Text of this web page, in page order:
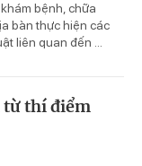
bệnh, chữa
bàn thực hiện các
liên quan đến ...
từ thí điểm